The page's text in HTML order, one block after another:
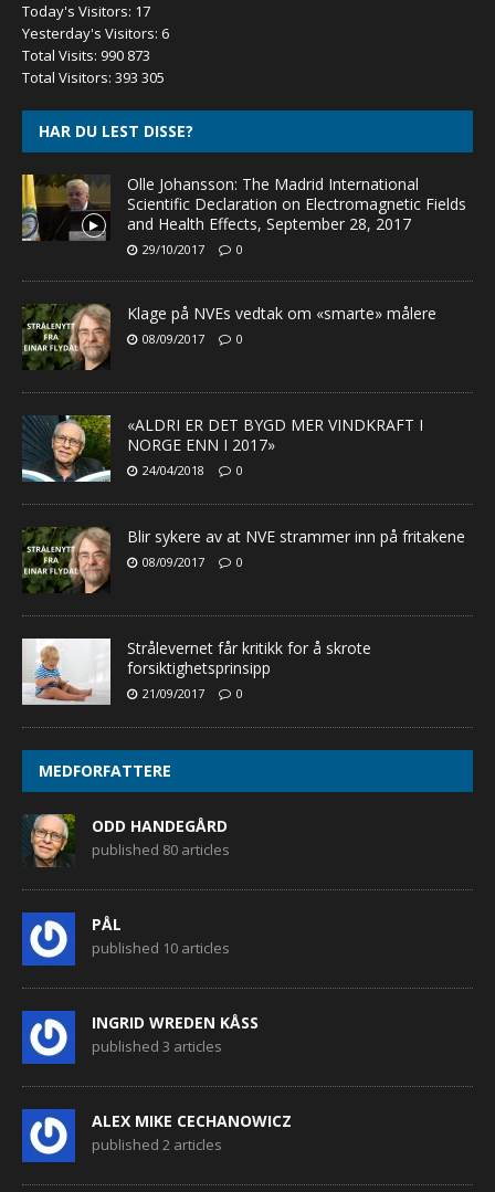
Today's Visitors: 17
Yesterday's Visitors: 6
Total Visits: 990 873
Total Visitors: 393 305
HAR DU LEST DISSE?
Olle Johansson: The Madrid International
Scientific Declaration on Electromagnetic Fields
and Health Effects, September 28, 2017
29/10/2017 0
Klage på NVEs vedtak om «smarte» målere
08/09/2017 0
«ALDRI ER DET BYGD MER VINDKRAFT I
NORGE ENN I 2017»
24/04/2018 0
Blir sykere av at NVE strammer inn på fritakene
08/09/2017 0
Strålevernet får kritikk for å skrote
forsiktighetsprinsipp
21/09/2017 0
MEDFORFATTERE
ODD HANDEGÅRD
published 80 articles
PÅL
published 10 articles
INGRID WREDEN KÅSS
published 3 articles
ALEX MIKE CECHANOWICZ
published 2 articles